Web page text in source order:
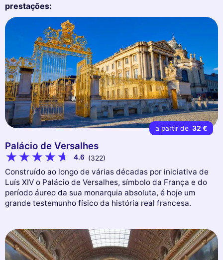
prestações:
a partir de 32 €
Palácio de Versalhes
4.6 (322)
Construído ao longo de várias décadas por iniciativa de
Luís XIV o Palácio de Versalhes, símbolo da França e do
período áureo da sua monarquia absoluta, é hoje um
grande testemunho físico da história real francesa.